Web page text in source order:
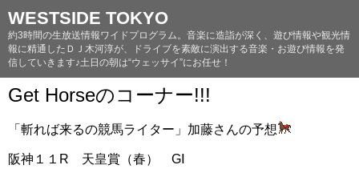
WESTSIDE TOKYO
約3時間の生放送情報ワイドプログラム。音楽に造詣が深く、遊び情報や観光情
報に精通したＤＪ木河淳が、ドライブを素敵に演出する音楽・お遊び情報を発
信していきます♪土日の朝は“ウェッサイ”にお任せ！
Get Horseのコーナー!!!
「斬れば来るの競馬ライター」加藤さんの予想
阪神１１R 天皇賞（春） GⅠ